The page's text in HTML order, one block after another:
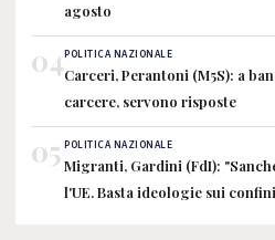
agosto
04POLITICA NAZIONALE
Carceri, Perantoni (M5S): a
carcere, servono risposte
05 POLITICA NAZIONALE
Migranti, Gardini (FdI):
l'UE. Basta ideologie sui confini